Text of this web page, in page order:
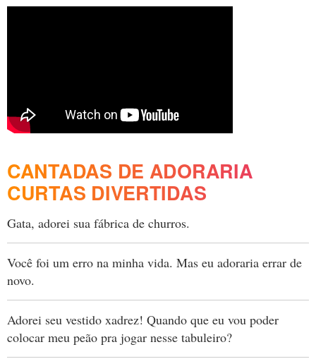
CANTADAS DE ADORARIA
CURTAS DIVERTIDAS
Gata, adorei sua fábrica de churros.
Você foi um erro na minha vida. Mas eu adoraria errar de
novo.
Adorei seu vestido xadrez! Quando que eu vou poder
colocar meu peão pra jogar nesse tabuleiro?